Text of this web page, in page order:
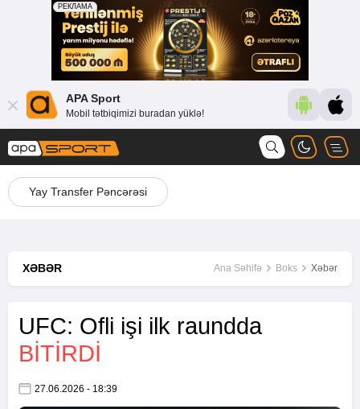
APA Sport
Mobil tətbiqimizi buradan yüklə!
Yay Transfer Pəncərəsi
XƏBƏR Ana Səhifə Boks Xəbər
UFC: Ofli işi ilk raundda
BİTİRDİ
27.06.2026 - 18:39